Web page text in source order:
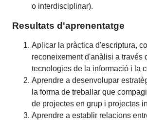
o interdisciplinar).
Resultats d'aprenentatge
Aplicar la pràctica d'escriptura,
reconeixement d'anàlisi a través
tecnologies de la informació i la
Aprendre a desenvolupar
la forma de treballar que
de projectes en grup i projectes
Aprendre a establir relacions